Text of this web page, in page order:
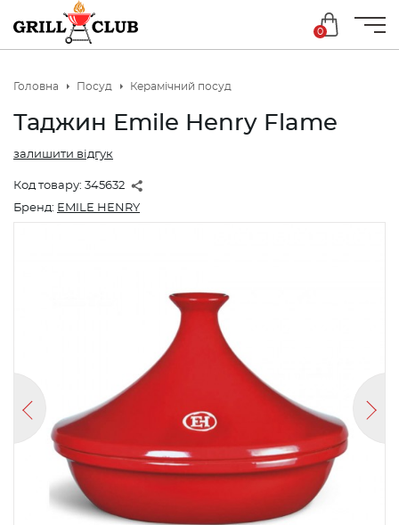
0
Головна Посуд Керамічний посуд
Таджин Emile Henry Flame
Код товару: 345632
залишити відгук
Бренд: EMILE HENRY